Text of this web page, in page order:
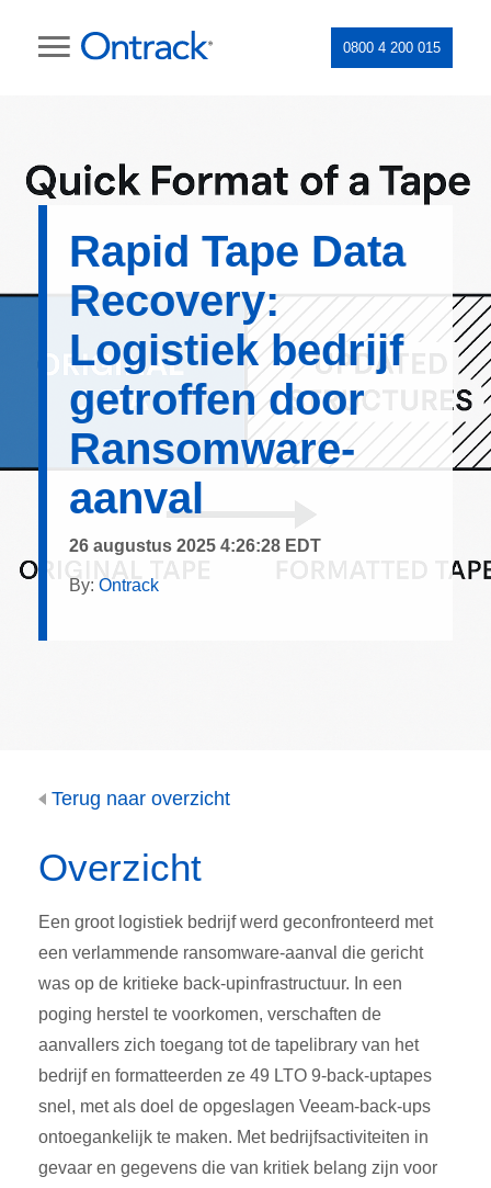
0800 4 200 015
Rapid Tape Data
Recovery:
Logistiek bedrijf
getroffen door
Ransomware-
aanval
26 augustus 2025 4:26:28 EDT
By: Ontrack
Terug naar overzicht
Overzicht
Een groot logistiek bedrijf werd geconfronteerd met
een verlammende ransomware-aanval die gericht
was op de kritieke back-upinfrastructuur. In een
poging herstel te voorkomen, verschaften de
aanvallers zich toegang tot de tapelibrary van het
bedrijf en formatteerden ze 49 LTO 9-back-uptapes
snel, met als doel de opgeslagen Veeam-back-ups
ontoegankelijk te maken. Met bedrijfsactiviteiten in
gevaar en gegevens die van kritiek belang zijn voor